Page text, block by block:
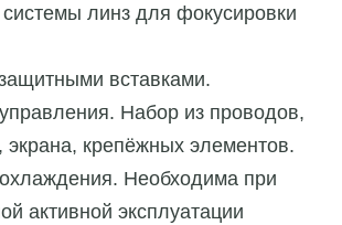
линз для фокусировки
вставками.
Набор из проводов,
экрана, крепёжных элементов.
Необходима при
активной эксплуатации